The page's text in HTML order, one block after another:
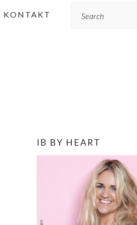
KONTAKT
PRIMÆR
IB BY HEART